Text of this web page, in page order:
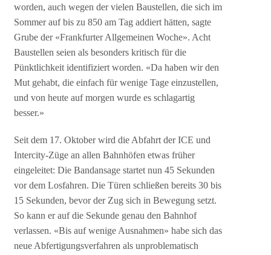
worden, auch wegen der vielen Baustellen, die sich im
Sommer auf bis zu 850 am Tag addiert hätten, sagte
Grube der «Frankfurter Allgemeinen Woche». Acht
Baustellen seien als besonders kritisch für die
Pünktlichkeit identifiziert worden. «Da haben wir den
Mut gehabt, die einfach für wenige Tage einzustellen,
und von heute auf morgen wurde es schlagartig
besser.»
Seit dem 17. Oktober wird die Abfahrt der ICE und
Intercity-Züge an allen Bahnhöfen etwas früher
eingeleitet: Die Bandansage startet nun 45 Sekunden
vor dem Losfahren. Die Türen schließen bereits 30 bis
15 Sekunden, bevor der Zug sich in Bewegung setzt.
So kann er auf die Sekunde genau den Bahnhof
verlassen. «Bis auf wenige Ausnahmen» habe sich das
neue Abfertigungsverfahren als unproblematisch